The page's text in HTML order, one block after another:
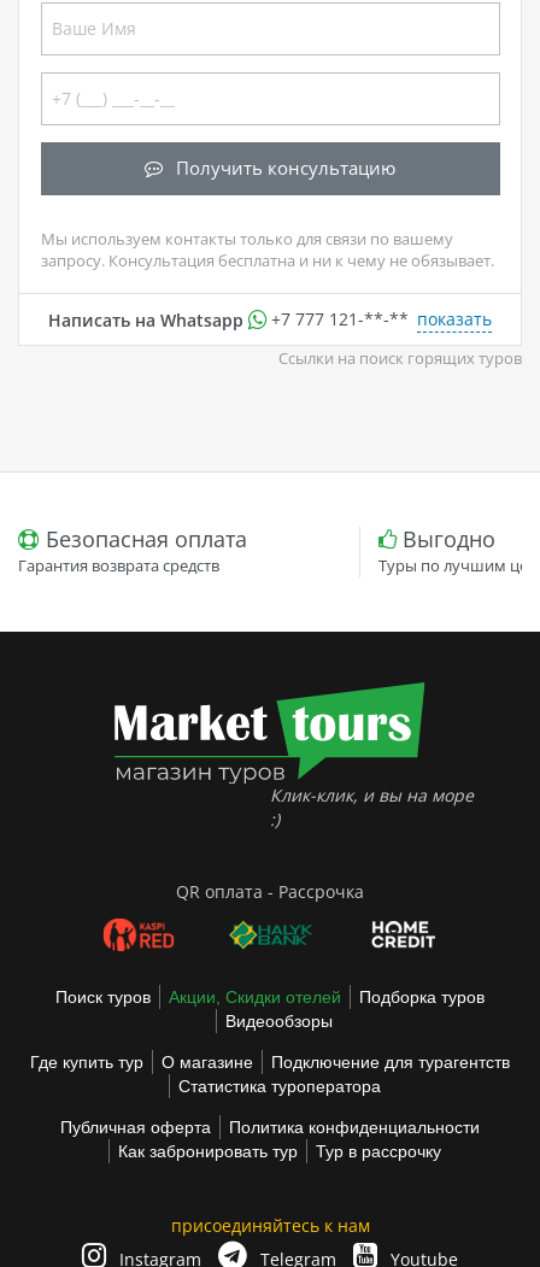
Получить консультацию
Мы используем контакты только для связи по вашему
запросу. Консультация бесплатна и ни к чему не обязывает.
Написать на Whatsapp +7 777 121-**-** показать
Ссылки на поиск горящих туров
Безопасная оплата
Гарантия возврата средств
Выгодно
Туры по лучшим
Клик-клик, и вы на море
:)
QR оплата - Рассрочка
Поиск туров Акции, Скидки отелей
Подборка туров
Видеообзоры
Где купить тур О магазине
Подключение для турагентств
Статистика туроператора
Публичная оферта
Политика конфиденциальности
Как забронировать тур
Тур в рассрочку
присоединяйтесь к нам
Instagram
Telegram Youtube